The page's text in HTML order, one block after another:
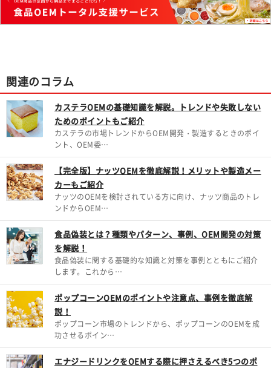
関連のコラム
カステラOEMの基礎知識を解説。トレンドや失敗しない
ためのポイントもご紹介
カステラの市場トレンドからOEM開発・製造するときのポイ
ント、OEM委…
【完全版】ナッツOEMを徹底解説！メリットや製造メー
カーもご紹介
ナッツのOEMを検討されている方に向け、ナッツ商品のトレ
ンドからOEM…
食品偽装とは？種類やパターン、事例、OEM開発の対策
を解説！
食品偽装に関する基礎的な知識と対策を事例とともにご紹介
します。これから…
ポップコーンOEMのポイントや注意点、事例を徹底解
説！
ポップコーン市場のトレンドから、ポップコーンのOEMを成
功させるポイン…
エナジードリンクをOEMする際に押さえるべき5つのポ